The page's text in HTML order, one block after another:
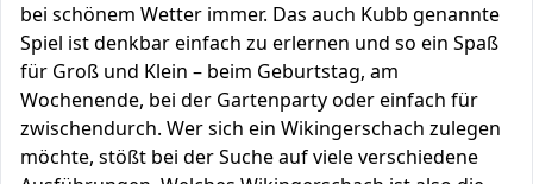
bei schönem Wetter immer. Das auch Kubb genannte
Spiel ist denkbar einfach zu erlernen und so ein Spaß
für Groß und Klein – beim Geburtstag, am
Wochenende, bei der Gartenparty oder einfach für
zwischendurch. Wer sich ein Wikingerschach zulegen
möchte, stößt bei der Suche auf viele verschiedene